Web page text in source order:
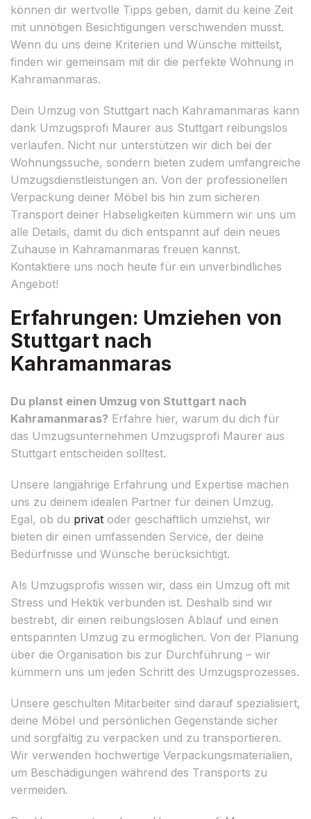
können dir wertvolle Tipps geben, damit du keine Zeit
mit unnötigen Besichtigungen verschwenden musst.
Wenn du uns deine Kriterien und Wünsche mitteilst,
finden wir gemeinsam mit dir die perfekte Wohnung in
Kahramanmaras.
Dein Umzug von Stuttgart nach Kahramanmaras kann
dank Umzugsprofi Maurer aus Stuttgart reibungslos
verlaufen. Nicht nur unterstützen wir dich bei der
Wohnungssuche, sondern bieten zudem umfangreiche
Umzugsdienstleistungen an. Von der professionellen
Verpackung deiner Möbel bis hin zum sicheren
Transport deiner Habseligkeiten kümmern wir uns um
alle Details, damit du dich entspannt auf dein neues
Zuhause in Kahramanmaras freuen kannst.
Kontaktiere uns noch heute für ein unverbindliches
Angebot!
Erfahrungen: Umziehen von
Stuttgart nach
Kahramanmaras
Du planst einen Umzug von Stuttgart nach
Kahramanmaras? Erfahre hier, warum du dich für
das Umzugsunternehmen Umzugsprofi Maurer aus
Stuttgart entscheiden solltest.
Unsere langjährige Erfahrung und Expertise machen
uns zu deinem idealen Partner für deinen Umzug.
Egal, ob du privat oder geschäftlich umziehst, wir
bieten dir einen umfassenden Service, der deine
Bedürfnisse und Wünsche berücksichtigt.
Als Umzugsprofis wissen wir, dass ein Umzug oft mit
Stress und Hektik verbunden ist. Deshalb sind wir
bestrebt, dir einen reibungslosen Ablauf und einen
entspannten Umzug zu ermöglichen. Von der Planung
über die Organisation bis zur Durchführung – wir
kümmern uns um jeden Schritt des Umzugsprozesses.
Unsere geschulten Mitarbeiter sind darauf spezialisiert,
deine Möbel und persönlichen Gegenstände sicher
und sorgfältig zu verpacken und zu transportieren.
Wir verwenden hochwertige Verpackungsmaterialien,
um Beschädigungen während des Transports zu
vermeiden.